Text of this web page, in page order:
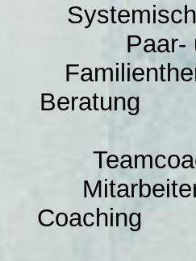
Paar-
Meine Qualifikationen in der
Referenzen und
Rückruf-Service